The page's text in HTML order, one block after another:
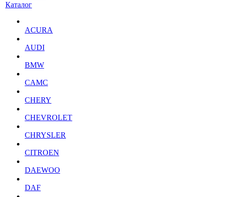
Каталог
ACURA
AUDI
BMW
CAMC
CHERY
CHEVROLET
CHRYSLER
CITROEN
DAEWOO
DAF